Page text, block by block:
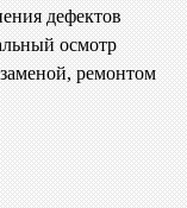
дефектов
осмотр
ремонтом